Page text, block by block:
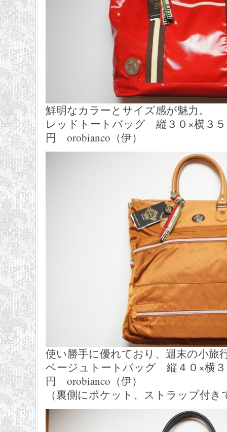
鮮明なカラーとサイズ感が魅力。
レッドトートバッグ 縦３０×横３
円 orobianco（伊）
使い勝手に優れており、週末の小旅
ベージュトートバッグ 縦４０×横
円 orobianco（伊）
（裏側にポケット、ストラップ付き